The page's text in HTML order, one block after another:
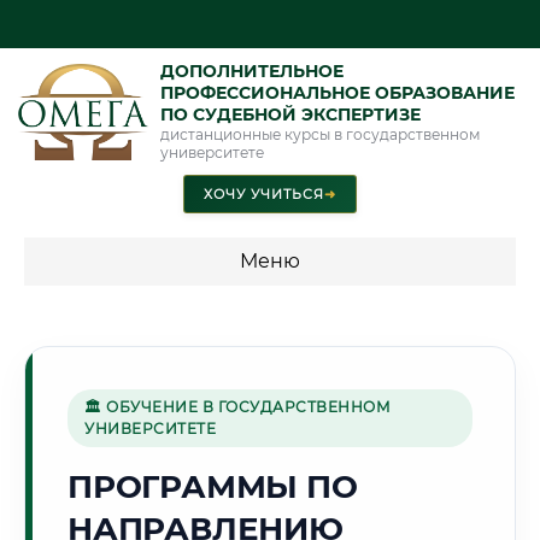
ДОПОЛНИТЕЛЬНОЕ
ПРОФЕССИОНАЛЬНОЕ ОБРАЗОВАНИЕ
ПО СУДЕБНОЙ ЭКСПЕРТИЗЕ
дистанционные курсы в государственном
университете
ХОЧУ УЧИТЬСЯ➜
Меню
специальности"
Стоимость по программам обучения "Судебная экспертиза"
Стоимость по программам обучения "Экспертиза"
🏛 ОБУЧЕНИЕ В ГОСУДАРСТВЕННОМ
УНИВЕРСИТЕТЕ
ПРОГРАММЫ ПО
НАПРАВЛЕНИЮ